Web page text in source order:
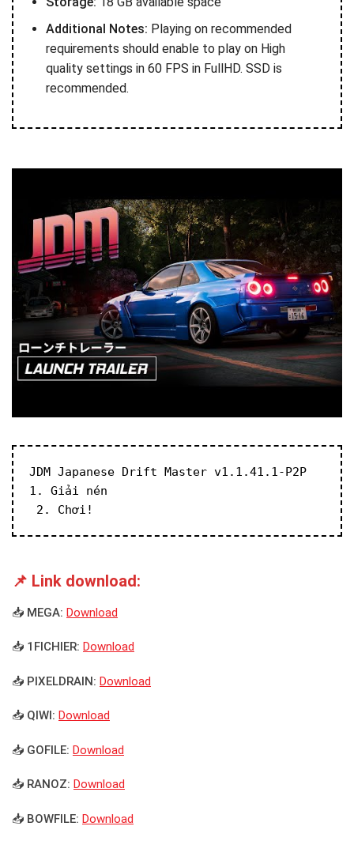
Additional Notes: Playing on recommended
requirements should enable to play on High
quality settings in 60 FPS in FullHD. SSD is
recommended.
JDM Japanese Drift Master v1.1.41.1-P2P
1. Giải nén
2. Chơi!
📌 Link download:
📥 MEGA: Download
📥 1FICHIER: Download
📥 PIXELDRAIN: Download
📥 QIWI: Download
📥 GOFILE: Download
📥 RANOZ: Download
📥 BOWFILE: Download